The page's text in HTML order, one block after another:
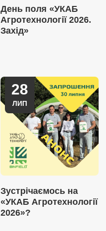
День поля «УКАБ
Агротехнології 2026.
Захід»
28
ЛИП
Зустрічаємось на
«УКАБ Агротехнології
2026»?